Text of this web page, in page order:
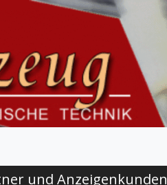
und Anzeigenkunden